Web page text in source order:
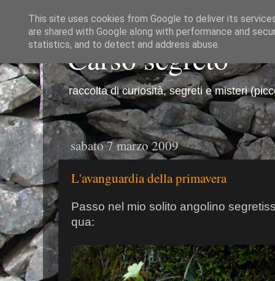
Carso segreto
raccolta di curiosità, segreti e misteri
sabato 7 marzo 2009
L'avanguardia della primavera
Passo nel mio solito angolino
qua:
This site uses cookies from Google to deliver its
are shared with Google along with performance and
statistics, and to detect and address abuse.